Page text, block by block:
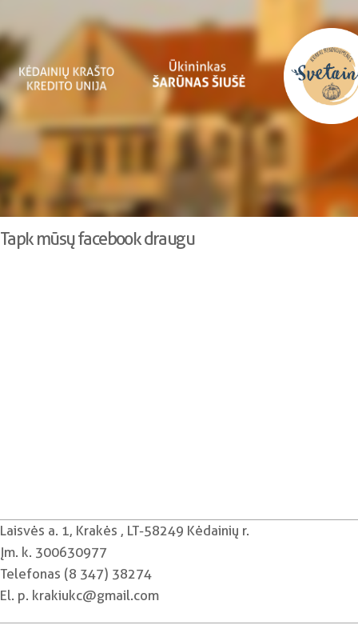
Tapk mūsų facebook draugu
Laisvės a. 1, Krakės , LT-58249 Kėdainių r.
Įm. k. 300630977
Telefonas (8 347) 38274
El. p. krakiukc@gmail.com